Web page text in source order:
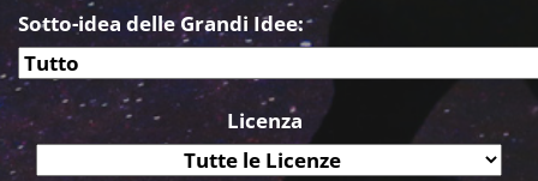
Sotto-idea delle Grandi Idee:
Licenza